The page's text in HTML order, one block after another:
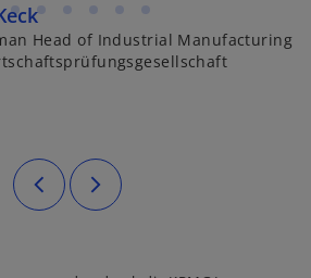
Head of Industrial Manufacturing